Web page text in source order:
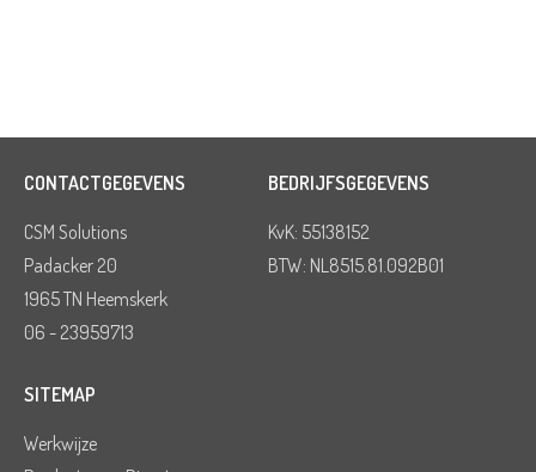
CONTACTGEGEVENS
CSM Solutions
Padacker 20
1965 TN Heemskerk
06 - 23959713
BEDRIJFSGEGEVENS
KvK: 55138152
BTW: NL8515.81.092B01
SITEMAP
Werkwijze